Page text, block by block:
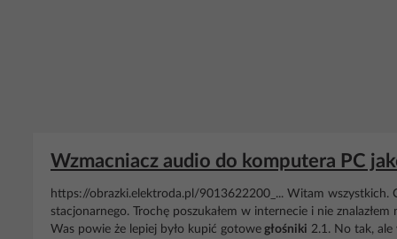
Wzmacniacz audio do komputera PC
https://obrazki.elektroda.pl/9013622200_... Witam wszystkich.
stacjonarnego. Trochę poszukałem w internecie i nie
Was powie że lepiej było kupić gotowe głośniki 2.1. No tak, ale